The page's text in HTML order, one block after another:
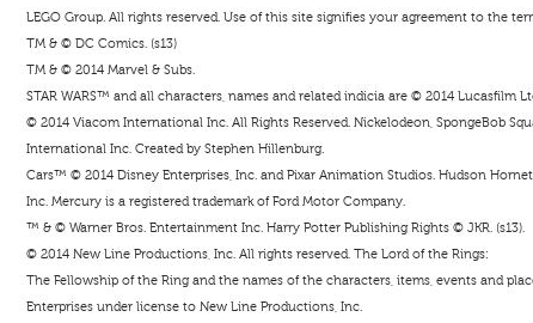
LEGO Group. All rights reserved. Use of this site signifies your agreement to the
TM & © DC Comics. (s13)
TM & © 2014 Marvel & Subs.
STAR WARS™ and all characters, names and related indicia are © 2014 Lucasfilm
© 2014 Viacom International Inc. All Rights Reserved. Nickelodeon, SpongeBob
International Inc. Created by Stephen Hillenburg.
Cars™ © 2014 Disney Enterprises, Inc. and Pixar Animation Studios. Hudson
Inc. Mercury is a registered trademark of Ford Motor Company.
™ & © Warner Bros. Entertainment Inc. Harry Potter Publishing Rights © JKR. (s13).
© 2014 New Line Productions, Inc. All rights reserved. The Lord of the Rings:
The Fellowship of the Ring and the names of the characters, items, events and
Enterprises under license to New Line Productions, Inc.